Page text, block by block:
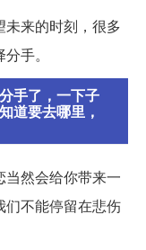
来的时刻，很多
手。
手了，一下子
道要去哪里，
然会给你带来一
们不能停留在悲伤